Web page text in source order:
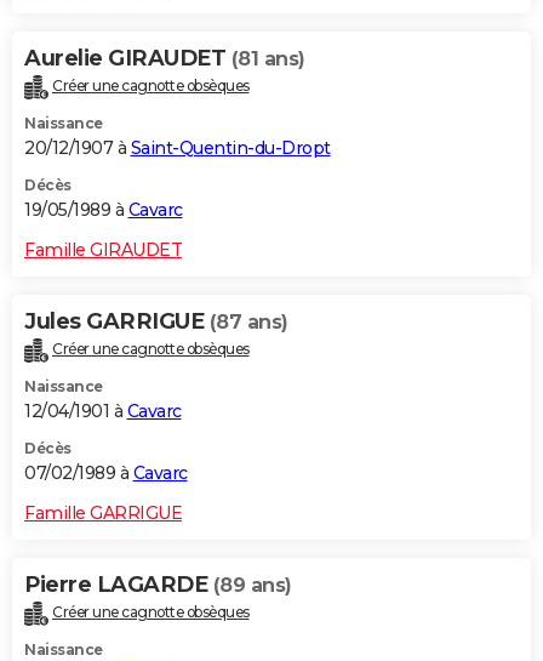
Aurelie GIRAUDET (81 ans)
Créer une cagnotte obsèques
Naissance
20/12/1907 à Saint-Quentin-du-Dropt
Décès
19/05/1989 à Cavarc
Famille GIRAUDET
Jules GARRIGUE (87 ans)
Créer une cagnotte obsèques
Naissance
12/04/1901 à Cavarc
Décès
07/02/1989 à Cavarc
Famille GARRIGUE
Pierre LAGARDE (89 ans)
Créer une cagnotte obsèques
Naissance